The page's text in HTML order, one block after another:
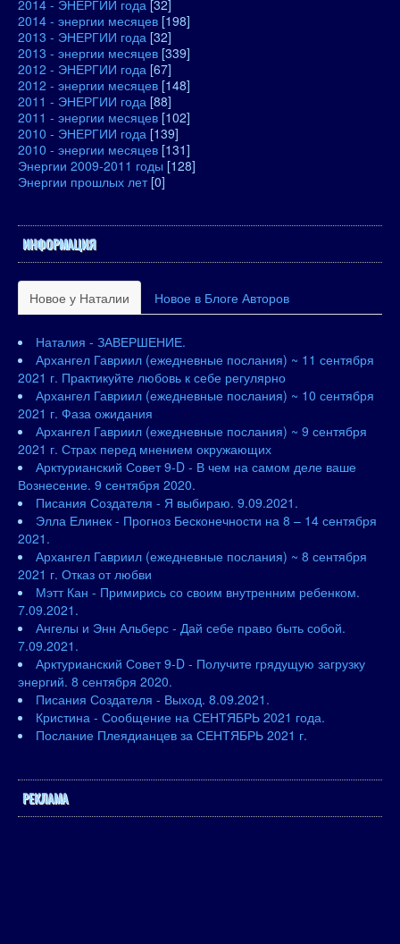
2014 - ЭНЕРГИИ года [32]
2014 - энергии месяцев [198]
2013 - ЭНЕРГИИ года [32]
2013 - энергии месяцев [339]
2012 - ЭНЕРГИИ года [67]
2012 - энергии месяцев [148]
2011 - ЭНЕРГИИ года [88]
2011 - энергии месяцев [102]
2010 - ЭНЕРГИИ года [139]
2010 - энергии месяцев [131]
Энергии 2009-2011 годы [128]
Энергии прошлых лет [0]
ИНФОРМАЦИЯ
Новое у Наталии Новое в Блоге Авторов
Наталия - ЗАВЕРШЕНИЕ.
Архангел Гавриил (ежедневные послания) ~ 11 сентября
2021 г. Практикуйте любовь к себе регулярно
Архангел Гавриил (ежедневные послания) ~ 10 сентября
2021 г. Фаза ожидания
Архангел Гавриил (ежедневные послания) ~ 9 сентября
2021 г. Страх перед мнением окружающих
Арктурианский Совет 9-D - В чем на самом деле ваше
Вознесение. 9 сентября 2020.
Писания Создателя - Я выбираю. 9.09.2021.
Элла Елинек - Прогноз Бесконечности на 8 – 14 сентября
2021.
Архангел Гавриил (ежедневные послания) ~ 8 сентября
2021 г. Отказ от любви
Мэтт Кан - Примирись со своим внутренним ребенком.
7.09.2021.
Ангелы и Энн Альберс - Дай себе право быть собой.
7.09.2021.
Арктурианский Совет 9-D - Получите грядущую загрузку
энергий. 8 сентября 2020.
Писания Создателя - Выход. 8.09.2021.
Кристина - Сообщение на СЕНТЯБРЬ 2021 года.
Послание Плеядианцев за СЕНТЯБРЬ 2021 г.
РЕКЛАМА